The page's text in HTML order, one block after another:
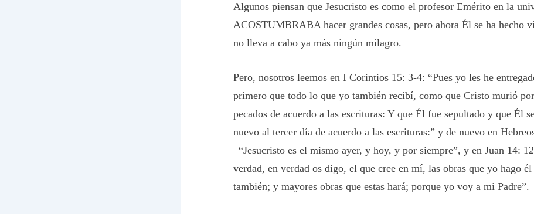
Algunos piensan que Jesucristo es como el profesor Emérito en la
ACOSTUMBRABA hacer grandes cosas, pero ahora Él se ha hecho
no lleva a cabo ya más ningún milagro.
Pero, nosotros leemos en I Corintios 15: 3-4: “Pues yo les he
primero que todo lo que yo también recibí, como que Cristo murió
pecados de acuerdo a las escrituras: Y que Él fue sepultado y que Él
nuevo al tercer día de acuerdo a las escrituras:” y de nuevo en
–“Jesucristo es el mismo ayer, y hoy, y por siempre”, y en Juan 14:
verdad, en verdad os digo, el que cree en mí, las obras que yo hago él
también; y mayores obras que estas hará; porque yo voy a mi Padre”.